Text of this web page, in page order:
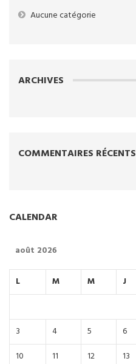
Aucune catégorie
ARCHIVES
COMMENTAIRES RÉCENTS
CALENDAR
août 2026
L M M J
3
4 5 6
10
11 12 13